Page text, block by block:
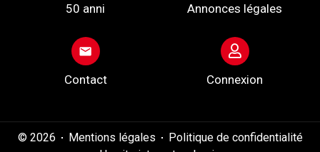
50 anni Annonces légales
Contact Connexion
© 2026 Mentions légales
Politique de confidentialité